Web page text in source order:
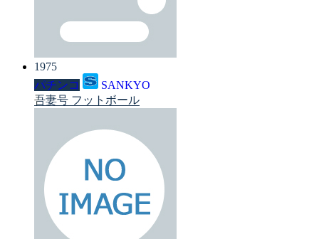
1975
パチンコ
SANKYO
吾妻号 フットボール